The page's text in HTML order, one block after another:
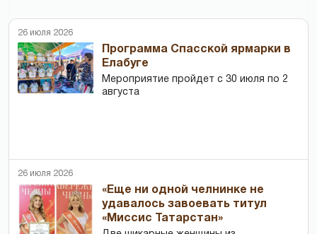
26 июля 2026
Программа Спасской ярмарки в
Елабуге
Мероприятие пройдет с 30 июля по 2
августа
26 июля 2026
«Еще ни одной челнинке не
удавалось завоевать титул
«Миссис Татарстан»